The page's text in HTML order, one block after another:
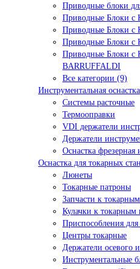
Приводные блоки
Приводные Блоки с
Приводные Блоки с
Приводные Блоки с
Приводные Блоки с
BARRUFFALDI
Все категории (9)
Инструментальная оснастка
Системы расточные
Термооправки
VDI держатели
Держатели
Оснастка фрезерная
Оснастка для токарных
Люнеты
Токарные патроны
Запчасти к
Кулачки к токарным
Приспособления для
Центры токарные
Держатели осевого
Инструментальные